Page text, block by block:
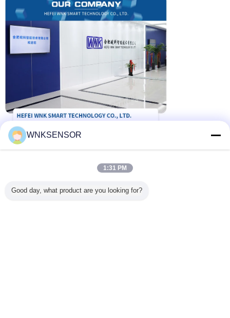
Code
Protection contre les surtensions
UN
Non
Protection contre les surtensions
Code
Support de montage
UN
Support de montage pour tuyau
Modèle typique n° : WNK51 AHL A1P21 MA3 AU
WNKSENSOR
1:31 PM
Good day, what product are you looking for?